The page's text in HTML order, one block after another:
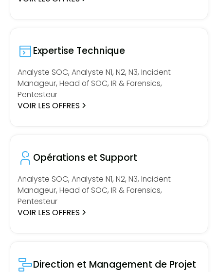
Expertise Technique
Analyste SOC, Analyste N1, N2, N3, Incident
Manageur, Head of SOC, IR & Forensics,
Pentesteur
VOIR LES OFFRES
Opérations et Support
Analyste SOC, Analyste N1, N2, N3, Incident
Manageur, Head of SOC, IR & Forensics,
Pentesteur
VOIR LES OFFRES
Direction et Management de Projet